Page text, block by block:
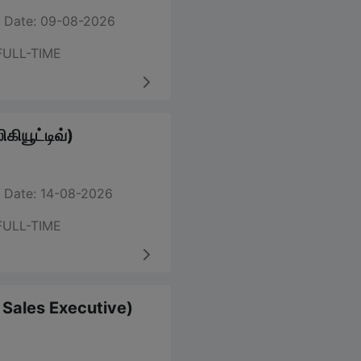
Date: 09-08-2026
TIME
Date: 14-08-2026
TIME
Executive)